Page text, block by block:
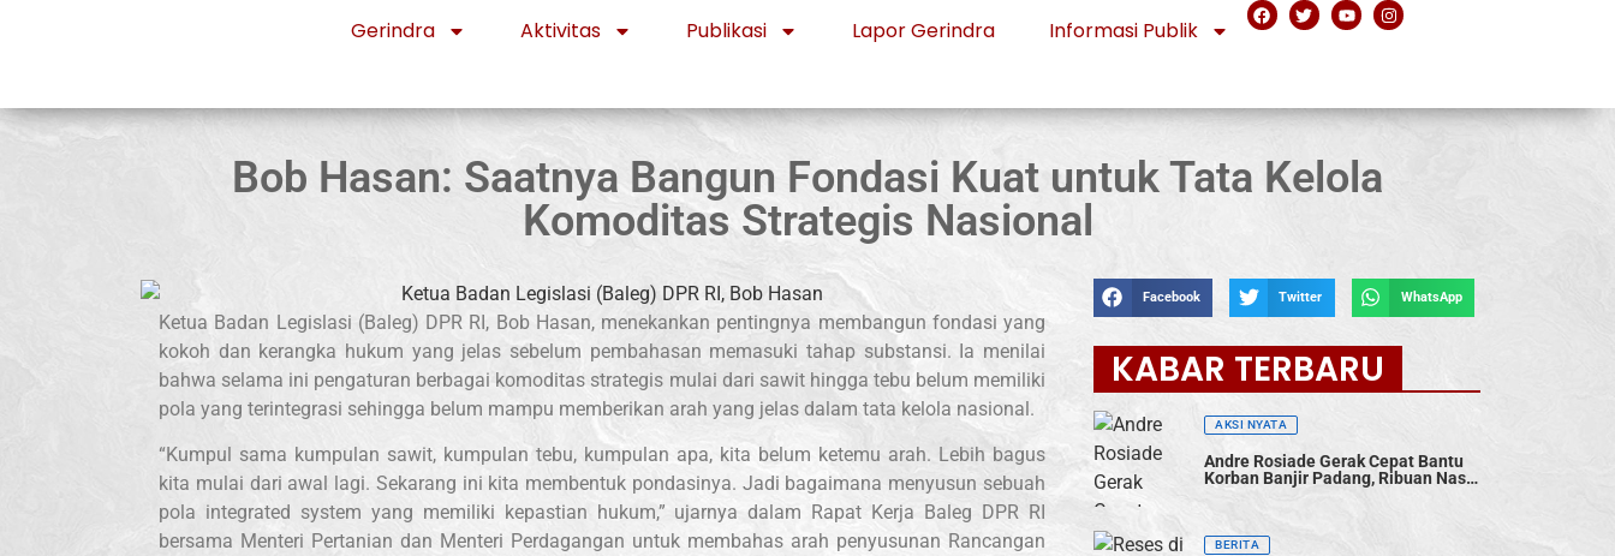
Gerindra Aktivitas Publikasi Lapor Gerindra Informasi Publik
Bob Hasan: Saatnya Bangun Fondasi Kuat untuk Tata Kelola
Komoditas Strategis Nasional
Ketua Badan Legislasi (Baleg) DPR RI, Bob Hasan, menekankan pentingnya membangun fondasi yang
kokoh dan kerangka hukum yang jelas sebelum pembahasan memasuki tahap substansi. Ia menilai
bahwa selama ini pengaturan berbagai komoditas strategis mulai dari sawit hingga tebu belum memiliki
pola yang terintegrasi sehingga belum mampu memberikan arah yang jelas dalam tata kelola nasional.
“Kumpul sama kumpulan sawit, kumpulan tebu, kumpulan apa, kita belum ketemu arah. Lebih bagus
kita mulai dari awal lagi. Sekarang ini kita membentuk pondasinya. Jadi bagaimana menyusun sebuah
pola integrated system yang memiliki kepastian hukum,” ujarnya dalam Rapat Kerja Baleg DPR RI
bersama Menteri Pertanian dan Menteri Perdagangan untuk membahas arah penyusunan Rancangan
Facebook Twitter WhatsApp
KABAR TERBARU
AKSI NYATA
Andre Rosiade Gerak Cepat Bantu
Korban Banjir Padang, Ribuan Nasi
BERITA